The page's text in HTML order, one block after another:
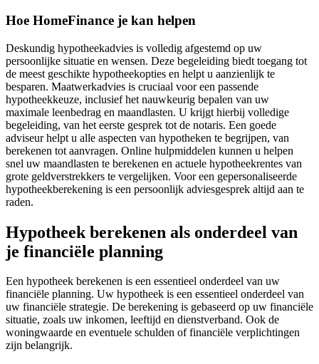
Hoe HomeFinance je kan helpen
Deskundig hypotheekadvies is volledig afgestemd op uw
persoonlijke situatie en wensen. Deze begeleiding biedt toegang tot
de meest geschikte hypotheekopties en helpt u aanzienlijk te
besparen. Maatwerkadvies is cruciaal voor een passende
hypotheekkeuze, inclusief het nauwkeurig bepalen van uw
maximale leenbedrag en maandlasten. U krijgt hierbij volledige
begeleiding, van het eerste gesprek tot de notaris. Een goede
adviseur helpt u alle aspecten van hypotheken te begrijpen, van
berekenen tot aanvragen. Online hulpmiddelen kunnen u helpen
snel uw maandlasten te berekenen en actuele hypotheekrentes van
grote geldverstrekkers te vergelijken. Voor een gepersonaliseerde
hypotheekberekening is een persoonlijk adviesgesprek altijd aan te
raden.
Hypotheek berekenen als onderdeel van
je financiële planning
Een hypotheek berekenen is een essentieel onderdeel van uw
financiële planning. Uw hypotheek is een essentieel onderdeel van
uw financiële strategie. De berekening is gebaseerd op uw financiële
situatie, zoals uw inkomen, leeftijd en dienstverband. Ook de
woningwaarde en eventuele schulden of financiële verplichtingen
zijn belangrijk.